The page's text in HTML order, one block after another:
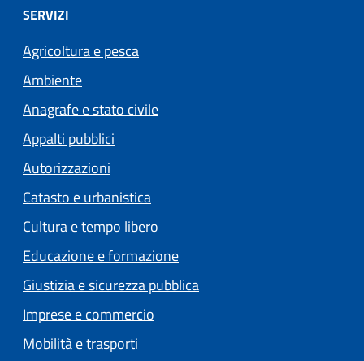
SERVIZI
Agricoltura e pesca
Ambiente
Anagrafe e stato civile
Appalti pubblici
Autorizzazioni
Catasto e urbanistica
Cultura e tempo libero
Educazione e formazione
Giustizia e sicurezza pubblica
Imprese e commercio
Mobilità e trasporti